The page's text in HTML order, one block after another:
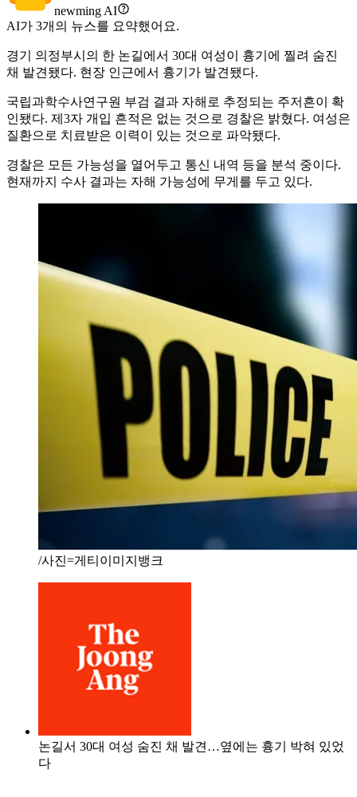
newming AI
AI가 3개의 뉴스를 요약했어요.
경기 의정부시의 한 논길에서 30대 여성이 흉기에 찔려 숨진
채 발견됐다. 현장 인근에서 흉기가 발견됐다.
국립과학수사연구원 부검 결과 자해로 추정되는 주저흔이 확
인됐다. 제3자 개입 흔적은 없는 것으로 경찰은 밝혔다. 여성은
질환으로 치료받은 이력이 있는 것으로 파악됐다.
경찰은 모든 가능성을 열어두고 통신 내역 등을 분석 중이다.
현재까지 수사 결과는 자해 가능성에 무게를 두고 있다.
/사진=게티이미지뱅크
논길서 30대 여성 숨진 채 발견…옆에는 흉기 박혀 있었
다